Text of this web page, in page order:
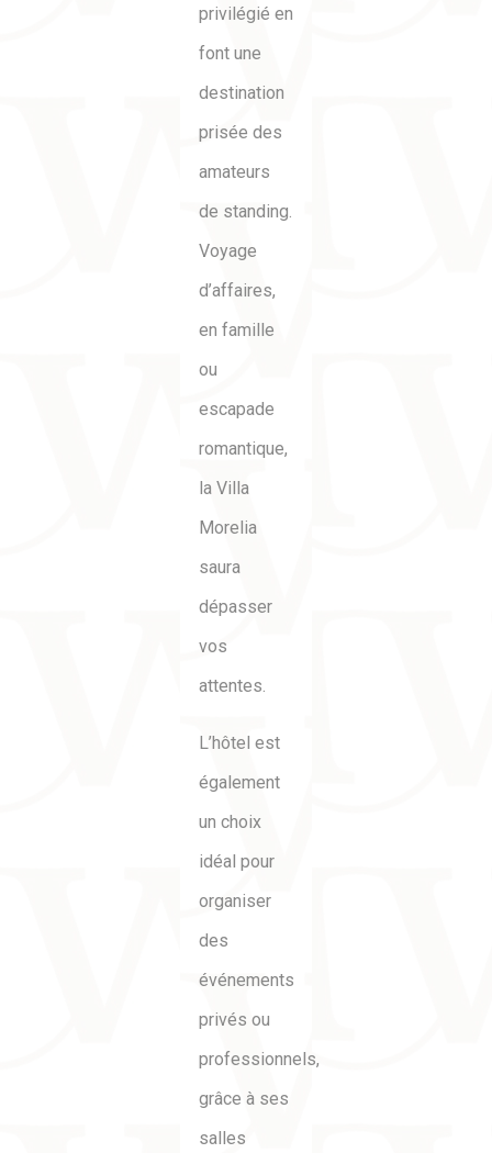
privilégié en
font une
destination
prisée des
amateurs
de standing.
Voyage
d’affaires,
en famille
ou
escapade
romantique,
la Villa
Morelia
saura
dépasser
vos
attentes.
L’hôtel est
également
un choix
idéal pour
organiser
des
événements
privés ou
professionnels,
grâce à ses
salles